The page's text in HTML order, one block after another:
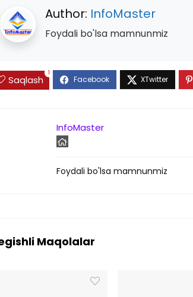
Author: InfoMaster
Foydali bo'lsa mamnunmiz
Saqlash
1
InfoMaster
Foydali bo'lsa mamnunmiz
Maqolalar